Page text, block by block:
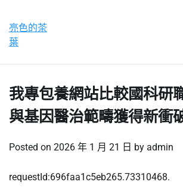
content
亮色的茶
葉
我專包養網站比較國科研
與基因醫治範疇獲得新衝
Posted on 2026 年 1 月 21 日 by admin
requestId:696faa1c5eb265.73310468.